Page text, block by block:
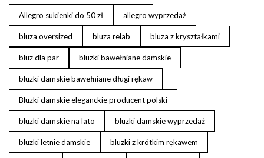
Allegro sukienki do 50 zł allegro wyprzedaż
bluza oversized bluza relab bluza z kryształkami
bluz dla par bluzki bawełniane damskie
bluzki damskie bawełniane długi rękaw
Bluzki damskie eleganckie producent polski
bluzki damskie na lato bluzki damskie wyprzedaż
bluzki letnie damskie bluzki z krótkim rękawem